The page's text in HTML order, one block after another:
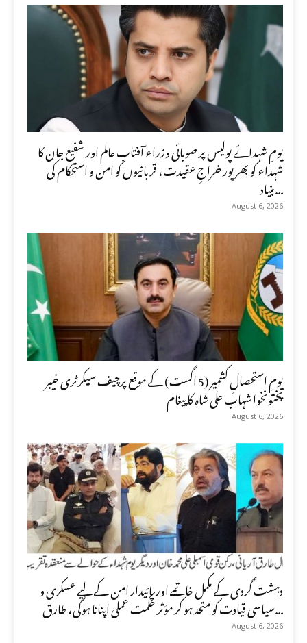
یومِ شہدائے پولیس پر صوبائی وزراء آفتاب عالم اور شفیع جان کا
شہداء کو بھرپور خراجِ عقیدت، قربانیوں کو امن و استحکام کی
بنیاد...
August 6, 2026
یومِ استحصالِ کشمیر (5 اگست) کے موقع پرچیف سیکرٹری خیبر
پختونخوا شہاب علی شاہ کا پیغام
August 6, 2026
دہشت گردی کے مکمل خاتمے اور پائیدار امن کے لیے عسکری و
سیاسی قیادت کو متحد ہو کر مؤثر حکمت عملی اپنانا ہوگی، طارق...
August 6, 2026